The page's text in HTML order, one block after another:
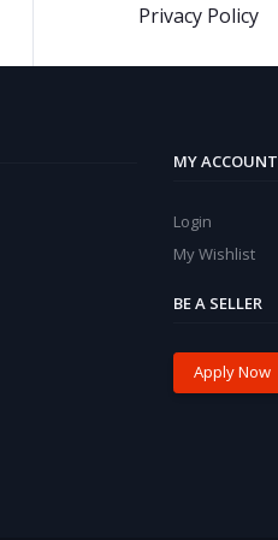
Privacy Policy
MY ACCOUNT
Login
My Wishlist
BE A SELLER
Apply Now